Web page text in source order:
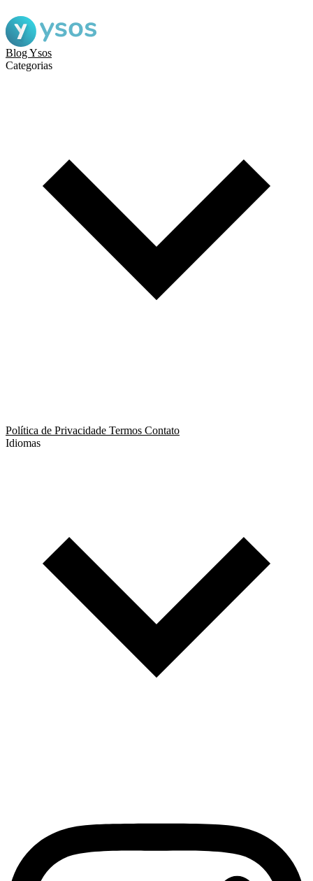
Blog Ysos
Categorias
Política de Privacidade Termos Contato
Idiomas